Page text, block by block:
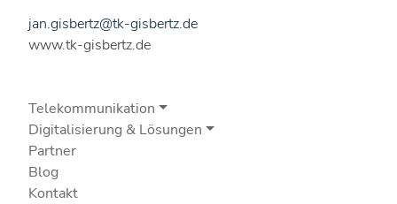
jan.gisbertz@tk-gisbertz.de
www.tk-gisbertz.de
Telekommunikation
Digitalisierung & Lösungen
Partner
Blog
Kontakt